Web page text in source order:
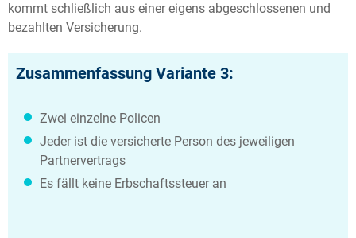
kommt schließlich aus einer eigens abgeschlossenen und
bezahlten Versicherung.
Zusammenfassung Variante 3:
Zwei einzelne Policen
Jeder ist die versicherte Person des jeweiligen
Partnervertrags
Es fällt keine Erbschaftssteuer an